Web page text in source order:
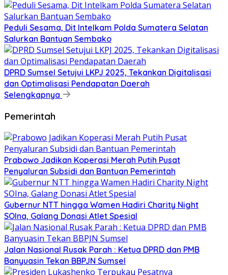
Peduli Sesama, Dit Intelkam Polda Sumatera Selatan
Salurkan Bantuan Sembako
DPRD Sumsel Setujui LKPJ 2025, Tekankan Digitalisasi
dan Optimalisasi Pendapatan Daerah
Selengkapnya
Pemerintah
Prabowo Jadikan Koperasi Merah Putih Pusat
Penyaluran Subsidi dan Bantuan Pemerintah
Gubernur NTT hingga Wamen Hadiri Charity Night
SOIna, Galang Donasi Atlet Spesial
Jalan Nasional Rusak Parah : Ketua DPRD dan PMB
Banyuasin Tekan BBPJN Sumsel